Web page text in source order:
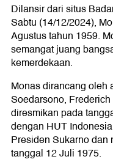
Dilansir dari situs
Sabtu (14/12/2024),
Agustus tahun 1959.
semangat juang
kemerdekaan.
Monas dirancang oleh
Soedarsono,
diresmikan pada
dengan HUT
Presiden Sukarno
tanggal 12 Juli 1975.